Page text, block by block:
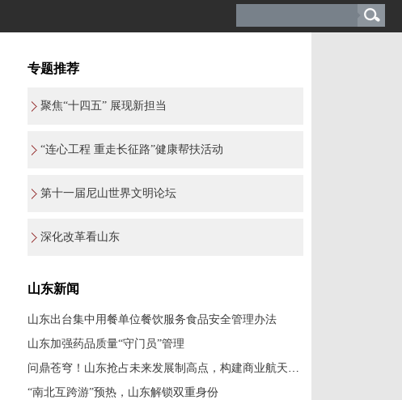
专题推荐
聚焦“十四五” 展现新担当
“连心工程 重走长征路”健康帮扶活动
第十一届尼山世界文明论坛
深化改革看山东
山东新闻
山东出台集中用餐单位餐饮服务食品安全管理办法
山东加强药品质量“守门员”管理
问鼎苍穹！山东抢占未来发展制高点，构建商业航天新高地
“南北互跨游”预热，山东解锁双重身份